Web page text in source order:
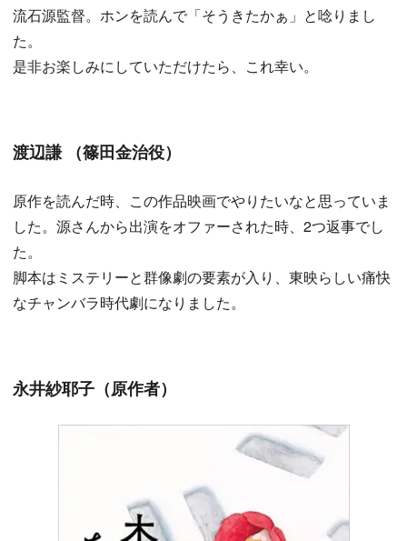
流石源監督。ホンを読んで「そうきたかぁ」と唸りまし
た。
是非お楽しみにしていただけたら、これ幸い。
渡辺謙 （篠田金治役）
原作を読んだ時、この作品映画でやりたいなと思っていま
した。源さんから出演をオファーされた時、2つ返事でし
た。
脚本はミステリーと群像劇の要素が入り、東映らしい痛快
なチャンバラ時代劇になりました。
永井紗耶子（原作者）